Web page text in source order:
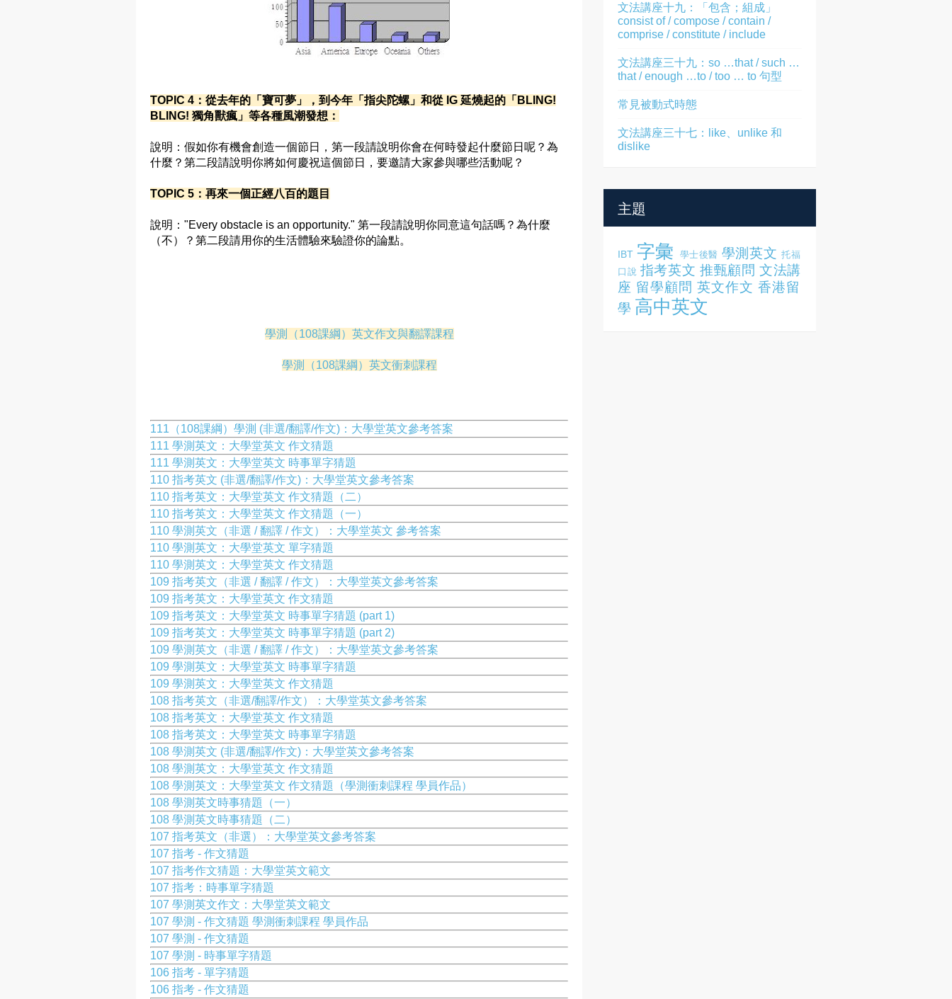
TOPIC 4：從去年的「寶可夢」，到今年「指尖陀螺」和從 IG 延燒起的「BLING!
BLING! 獨角獸瘋」等各種風潮發想：
說明：假如你有機會創造一個節日，第一段請說明你會在何時發起什麼節日呢？為
什麼？第二段請說明你將如何慶祝這個節日，要邀請大家參與哪些活動呢？
TOPIC 5：再來一個正經八百的題目
說明："Every obstacle is an opportunity." 第一段請說明你同意這句話嗎？為什麼
（不）？第二段請用你的生活體驗來驗證你的論點。
學測（108課綱）英文作文與翻譯課程
學測（108課綱）英文衝刺課程
111（108課綱）學測 (非選/翻譯/作文)：大學堂英文參考答案
111 學測英文：大學堂英文 作文猜題
111 學測英文：大學堂英文 時事單字猜題
110 指考英文 (非選/翻譯/作文)：大學堂英文參考答案
110 指考英文：大學堂英文 作文猜題（二）
110 指考英文：大學堂英文 作文猜題（一）
110 學測英文（非選 / 翻譯 / 作文）：大學堂英文 參考答案
110 學測英文：大學堂英文 單字猜題
110 學測英文：大學堂英文 作文猜題
109 指考英文（非選 / 翻譯 / 作文）：大學堂英文參考答案
109 指考英文：大學堂英文 作文猜題
109 指考英文：大學堂英文 時事單字猜題 (part 1)
109 指考英文：大學堂英文 時事單字猜題 (part 2)
109 學測英文（非選 / 翻譯 / 作文）：大學堂英文參考答案
109 學測英文：大學堂英文 時事單字猜題
109 學測英文：大學堂英文 作文猜題
108 指考英文（非選/翻譯/作文）：大學堂英文參考答案
108 指考英文：大學堂英文 作文猜題
108 指考英文：大學堂英文 時事單字猜題
108 學測英文 (非選/翻譯/作文)：大學堂英文參考答案
108 學測英文：大學堂英文 作文猜題
108 學測英文：大學堂英文 作文猜題（學測衝刺課程 學員作品）
108 學測英文時事猜題（一）
108 學測英文時事猜題（二）
107 指考英文（非選）：大學堂英文參考答案
107 指考 - 作文猜題
107 指考作文猜題：大學堂英文範文
107 指考：時事單字猜題
107 學測英文作文：大學堂英文範文
107 學測 - 作文猜題 學測衝刺課程 學員作品
107 學測 - 作文猜題
107 學測 - 時事單字猜題
106 指考 - 單字猜題
106 指考 - 作文猜題
文法講座十九：「包含；組成」
consist of / compose / contain /
comprise / constitute / include
文法講座三十九：so …that / such …
that / enough …to / too … to 句型
常見被動式時態
文法講座三十七：like、unlike 和
dislike
主題
IBT 字彙 學士後醫 學測英文 托福
口說 指考英文 推甄顧問 文法講
座 留學顧問 英文作文 香港留
學 高中英文